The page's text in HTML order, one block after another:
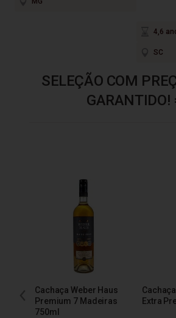
4,6
SC
SELEÇÃO COM
GARANTIDO!
Cachaça Weber Haus
Premium 7 Madeiras
750ml
Extra